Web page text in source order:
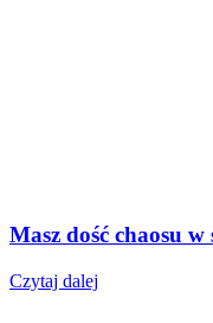
Masz dość chaosu
Czytaj dalej